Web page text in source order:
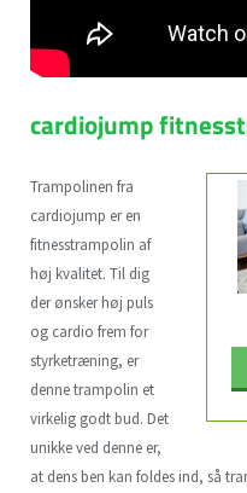
cardiojump
Trampolinen fra
cardiojump er en
fitnesstrampolin af
høj kvalitet. Til dig
der ønsker høj puls
og cardio frem for
styrketræning, er
denne trampolin et
virkelig godt bud. Det
unikke ved denne er,
at dens ben kan foldes ind, så